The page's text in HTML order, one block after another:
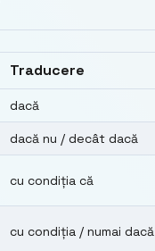
Traducere
dacă
dacă nu / decât dacă
cu condiția că
cu condiția / numai dacă